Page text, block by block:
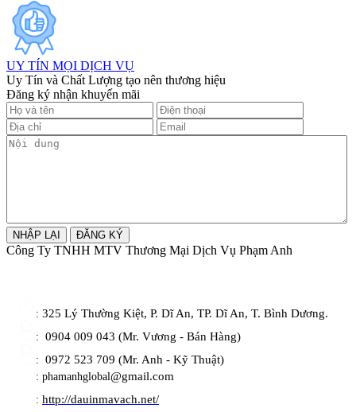
UY TÍN MỌI DỊCH VỤ
Uy Tín và Chất Lượng tạo nên thương hiệu
Đăng ký nhận khuyến mãi
Công Ty TNHH MTV Thương Mại Dịch Vụ Phạm Anh
: 325 Lý Thường Kiệt, P. Dĩ An, TP. Dĩ An, T. Bình Dương.
: 0904 009 043 (Mr. Vương - Bán Hàng)
: 0972 523 709 (Mr. Anh - Kỹ Thuật)
: phamanhglobal@gmail.com
: http://dauinmavach.net/